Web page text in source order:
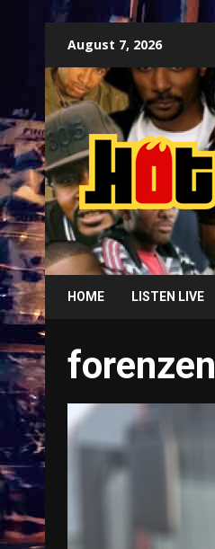
content
August 7, 2026
HOME LISTEN LIVE
forenzen